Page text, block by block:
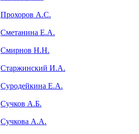
Прохоров А.С.
Сметанина Е.А.
Смирнов Н.Н.
Старжинский И.А.
Суродейкина Е.А.
Сучков А.Б.
Сучкова А.А.